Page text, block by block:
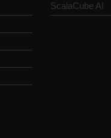
ScalaCube AI